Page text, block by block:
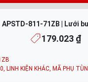
APSTD-811-71ZB | Lưới
179.023 ₫
, LINH KIỆN KHÁC, MÃ PHỤ